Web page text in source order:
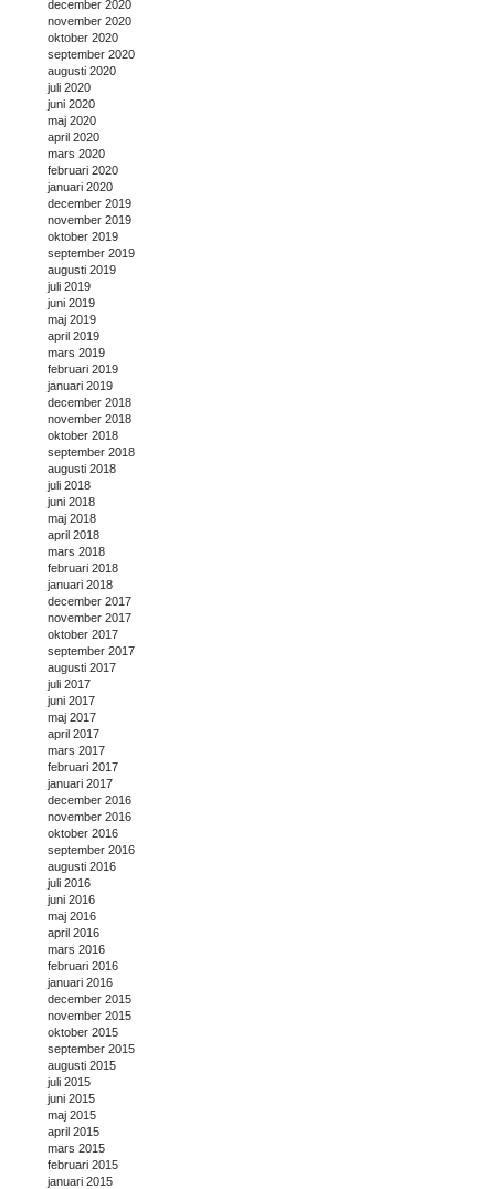
december 2020
november 2020
oktober 2020
september 2020
augusti 2020
juli 2020
juni 2020
maj 2020
april 2020
mars 2020
februari 2020
januari 2020
december 2019
november 2019
oktober 2019
september 2019
augusti 2019
juli 2019
juni 2019
maj 2019
april 2019
mars 2019
februari 2019
januari 2019
december 2018
november 2018
oktober 2018
september 2018
augusti 2018
juli 2018
juni 2018
maj 2018
april 2018
mars 2018
februari 2018
januari 2018
december 2017
november 2017
oktober 2017
september 2017
augusti 2017
juli 2017
juni 2017
maj 2017
april 2017
mars 2017
februari 2017
januari 2017
december 2016
november 2016
oktober 2016
september 2016
augusti 2016
juli 2016
juni 2016
maj 2016
april 2016
mars 2016
februari 2016
januari 2016
december 2015
november 2015
oktober 2015
september 2015
augusti 2015
juli 2015
juni 2015
maj 2015
april 2015
mars 2015
februari 2015
januari 2015